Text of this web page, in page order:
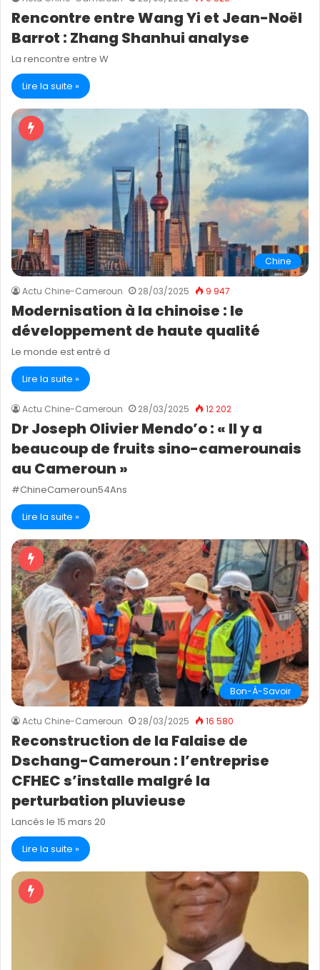
Rencontre entre Wang Yi et Jean-Noël
Barrot : Zhang Shanhui analyse
La rencontre entre W
Lire la suite »
Chine
Actu Chine-Cameroun 28/03/2025 9 947
Modernisation à la chinoise : le
développement de haute qualité
Le monde est entré d
Lire la suite »
Actu Chine-Cameroun 28/03/2025 12 202
Dr Joseph Olivier Mendo’o : « Il y a
beaucoup de fruits sino-camerounais
au Cameroun »
#ChineCameroun54Ans
Lire la suite »
Bon-À-Savoir
Actu Chine-Cameroun 28/03/2025 16 580
Reconstruction de la Falaise de
Dschang-Cameroun : l’entreprise
CFHEC s’installe malgré la
perturbation pluvieuse
Lancés le 15 mars 20
Lire la suite »